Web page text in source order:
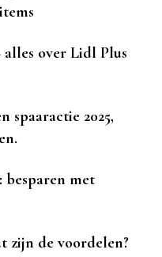
alles over Lidl Plus
spaaractie 2025,
besparen met
zijn de voordelen?